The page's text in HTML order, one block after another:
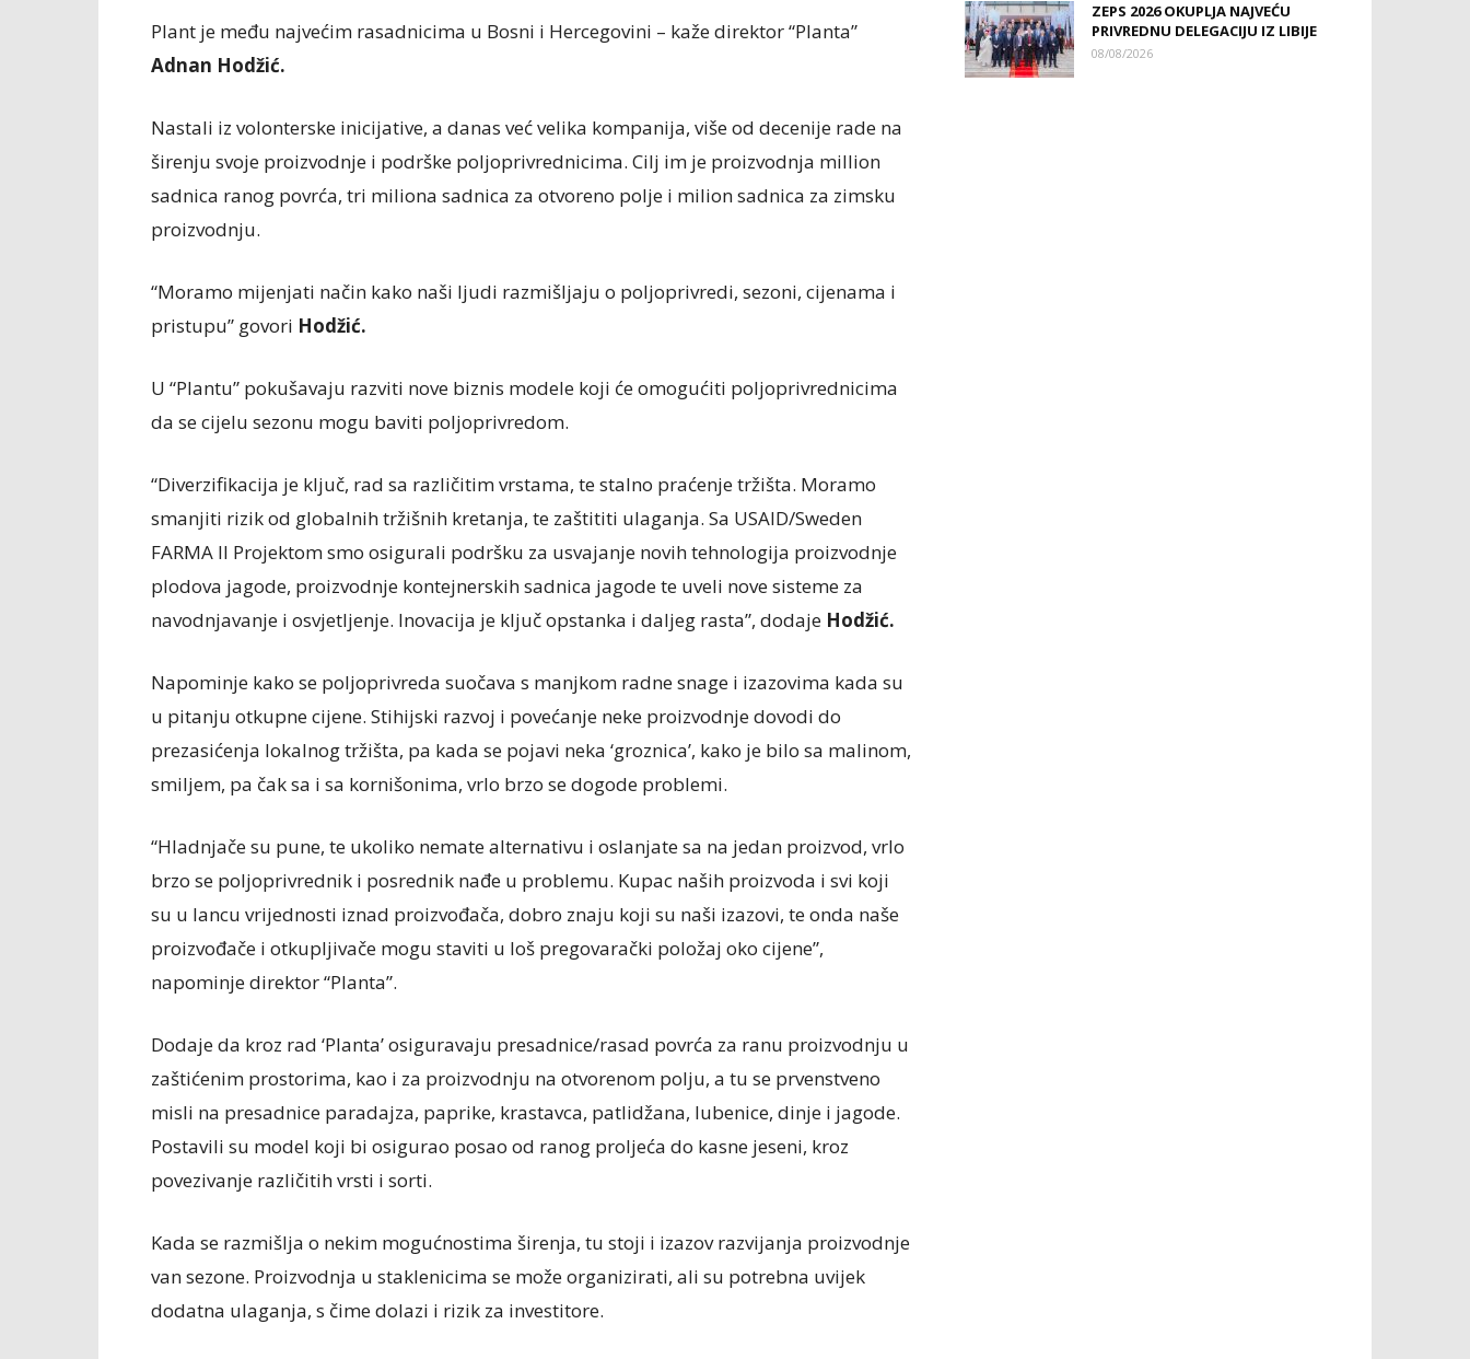
Plant je među najvećim rasadnicima u Bosni i Hercegovini – kaže direktor “Planta”
Adnan Hodžić.
Nastali iz volonterske inicijative, a danas već velika kompanija, više od decenije rade na
širenju svoje proizvodnje i podrške poljoprivrednicima. Cilj im je proizvodnja million
sadnica ranog povrća, tri miliona sadnica za otvoreno polje i milion sadnica za zimsku
proizvodnju.
“Moramo mijenjati način kako naši ljudi razmišljaju o poljoprivredi, sezoni, cijenama i
pristupu” govori Hodžić.
U “Plantu” pokušavaju razviti nove biznis modele koji će omogućiti poljoprivrednicima
da se cijelu sezonu mogu baviti poljoprivredom.
“Diverzifikacija je ključ, rad sa različitim vrstama, te stalno praćenje tržišta. Moramo
smanjiti rizik od globalnih tržišnih kretanja, te zaštititi ulaganja. Sa USAID/Sweden
FARMA II Projektom smo osigurali podršku za usvajanje novih tehnologija proizvodnje
plodova jagode, proizvodnje kontejnerskih sadnica jagode te uveli nove sisteme za
navodnjavanje i osvjetljenje. Inovacija je ključ opstanka i daljeg rasta”, dodaje Hodžić.
Napominje kako se poljoprivreda suočava s manjkom radne snage i izazovima kada su
u pitanju otkupne cijene. Stihijski razvoj i povećanje neke proizvodnje dovodi do
prezasićenja lokalnog tržišta, pa kada se pojavi neka ‘groznica’, kako je bilo sa malinom,
smiljem, pa čak sa i sa kornišonima, vrlo brzo se dogode problemi.
“Hladnjače su pune, te ukoliko nemate alternativu i oslanjate sa na jedan proizvod, vrlo
brzo se poljoprivrednik i posrednik nađe u problemu. Kupac naših proizvoda i svi koji
su u lancu vrijednosti iznad proizvođača, dobro znaju koji su naši izazovi, te onda naše
proizvođače i otkupljivače mogu staviti u loš pregovarački položaj oko cijene”,
napominje direktor “Planta”.
Dodaje da kroz rad ‘Planta’ osiguravaju presadnice/rasad povrća za ranu proizvodnju u
zaštićenim prostorima, kao i za proizvodnju na otvorenom polju, a tu se prvenstveno
misli na presadnice paradajza, paprike, krastavca, patlidžana, lubenice, dinje i jagode.
Postavili su model koji bi osigurao posao od ranog proljeća do kasne jeseni, kroz
povezivanje različitih vrsti i sorti.
Kada se razmišlja o nekim mogućnostima širenja, tu stoji i izazov razvijanja proizvodnje
van sezone. Proizvodnja u staklenicima se može organizirati, ali su potrebna uvijek
dodatna ulaganja, s čime dolazi i rizik za investitore.
ZEPS 2026 OKUPLJA NAJVEĆU
PRIVREDNU DELEGACIJU IZ LIBIJE
08/08/2026